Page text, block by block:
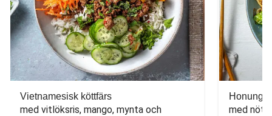
Vietnamesisk köttfärs
med vitlöksris, mango, mynta och
med